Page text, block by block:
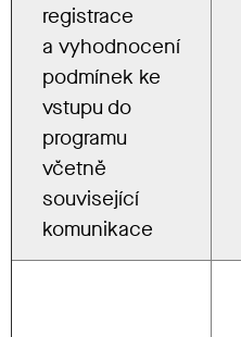
registrace
a vyhodnocení
podmínek ke
vstupu do
programu
včetně
související
komunikace